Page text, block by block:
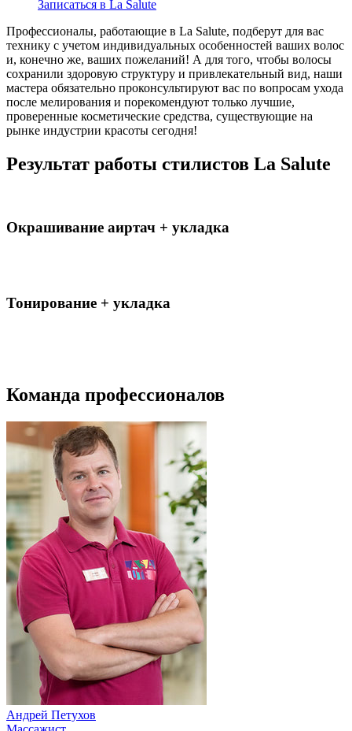
Записаться в La Salute
Профессионалы, работающие в La Salute, подберут для вас
технику с учетом индивидуальных особенностей ваших волос
и, конечно же, ваших пожеланий! А для того, чтобы волосы
сохранили здоровую структуру и привлекательный вид, наши
мастера обязательно проконсультируют вас по вопросам ухода
после мелирования и порекомендуют только лучшие,
проверенные косметические средства, существующие на
рынке индустрии красоты сегодня!
Результат работы стилистов La Salute
Окрашивание аиртач + укладка
Тонирование + укладка
Команда профессионалов
Андрей Петухов